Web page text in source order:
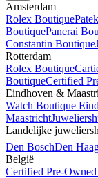
Amsterdam
Rolex Boutique
BoutiquePanerai
Constantin Boutique
Rotterdam
Rolex Boutique
BoutiqueCertified
Eindhoven &
Watch Boutique
Maastricht
Landelijke
Den BoschDen
België
Certified Pre-